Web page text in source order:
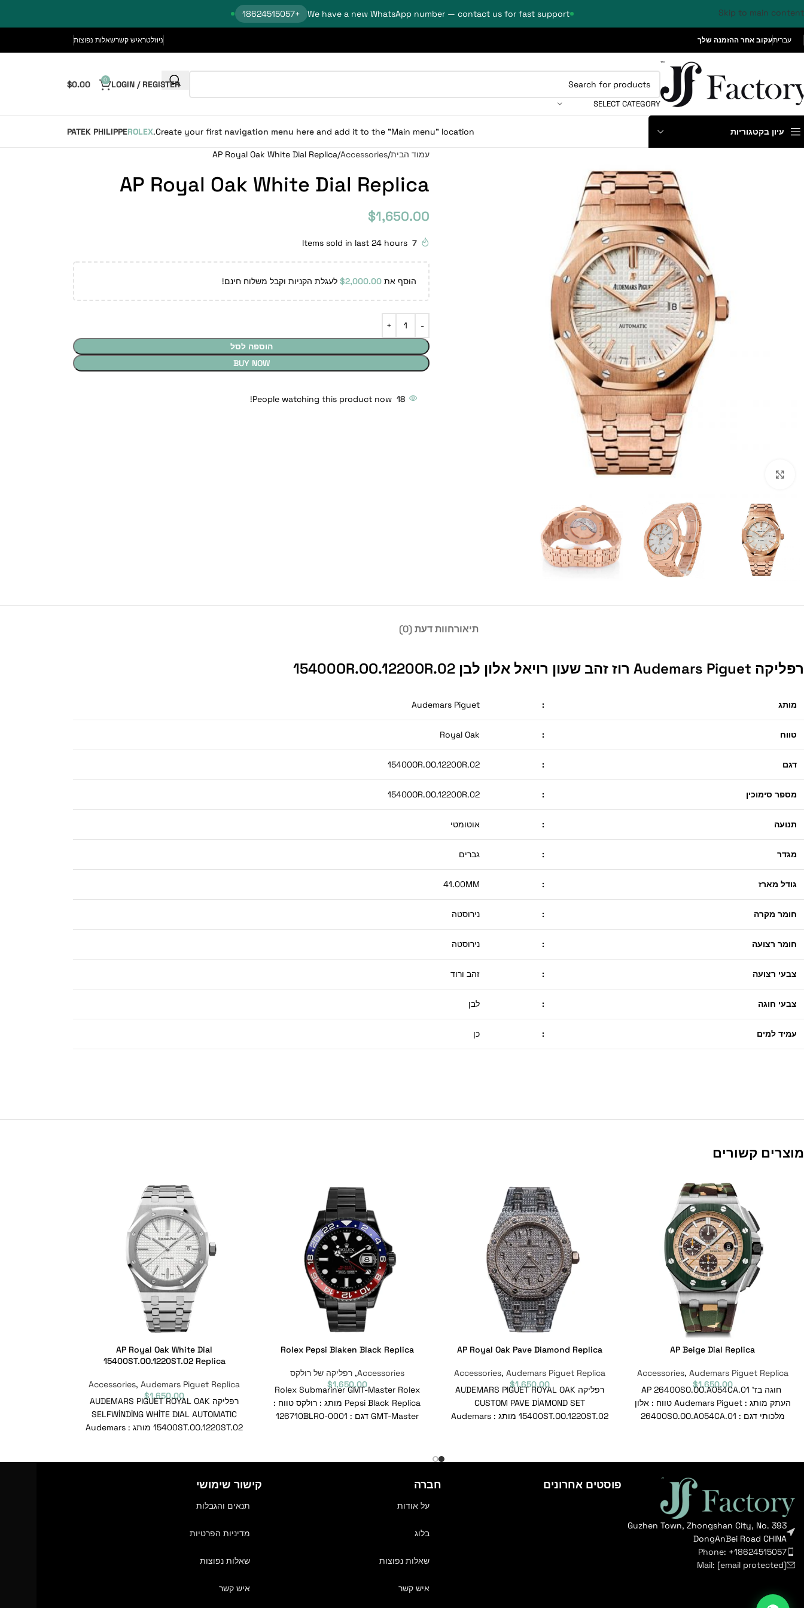
We have a new WhatsApp number — contact us for fast support
+18624515057 Skip to main content
עבריתעקוב אחר ההזמנה שלך ניוזלטראיש קשרשאלות נפוצות
SELECT CATEGORY
LOGIN / REGISTER
0
$0.00
עיון בקטגוריות Create your first navigation menu here and add it to the "Main menu" location.
ROLEX
PATEK PHILIPPE
עמוד הבית Accessories
AP Royal Oak White Dial Replica
AP Royal Oak White Dial Replica
$1,650.00
7
Items sold in last 24 hours
הוסף את $2,000.00 לעגלת הקניות וקבל משלוח חינם!
הוספה לסל
BUY NOW
18
People watching this product now!
תיאורחוות דעת (0)
רפליקה Audemars Piguet רוז זהב שעון רויאל אלון לבן 15400OR.OO.1220OR.02
מותג :
Audemars Piguet
טווח :
Royal Oak
דגם :
15400OR.OO.1220OR.02
מספר סימוכין :
15400OR.OO.1220OR.02
תנועה : אוטומטי
מגדר : גברים
גודל מארז :
41.00MM
חומר מקרה : נירוסטה
חומר רצועה : נירוסטה
צבעי רצועה : זהב ורוד
צבעי חוגה : לבן
עמיד למים : כן
מוצרים קשורים
AP Beige Dial Replica
Accessories, Audemars Piguet Replica
$1,650.00
חוגה בז' AP 26400SO.OO.A054CA.01
העתק מותג : Audemars Piguet טווח : אלון
מלכותי דגם : 26400SO.OO.A054CA.01
AP Royal Oak Pave Diamond Replica
Accessories,Audemars Piguet Replica
$1,650.00
רפליקה AUDEMARS PIGUET ROYAL OAK
CUSTOM PAVE DİAMOND SET
15400ST.OO.1220ST.02 מותג : Audemars
Rolex Pepsi Blaken Black Replica
Accessories
,רפליקה של רולקס
$1,650.00
Rolex Submariner GMT-Master Rolex
Pepsi Black Replica מותג : רולקס טווח :
GMT-Master דגם : 126710BLRO-0001
AP Royal Oak White Dial
15400ST.OO.1220ST.02 Replica
Accessories,Audemars Piguet Replica
$1,650.00
רפליקה AUDEMARS PIGUET ROYAL OAK
SELFWİNDİNG WHİTE DIAL AUTOMATIC
15400ST.OO.1220ST.02 מותג : Audemars
Guzhen Town, Zhongshan City, No. 393
DongAnBei Road CHINA
Phone: +18624515057
Mail: [email protected]
פוסטים אחרונים חברה
על אודות
בלוג
שאלות נפוצות
איש קשר
קישור שימושי
תנאים והגבלות
מדיניות הפרטיות
שאלות נפוצות
איש קשר